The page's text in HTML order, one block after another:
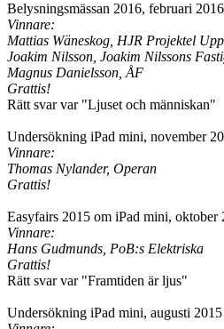
Belysningsmässan 2016, februari
Vinnare:
Mattias Wäneskog, HJR Projektel
Joakim Nilsson, Joakim Nilssons
Magnus Danielsson, ÅF
Grattis!
Rätt svar var "Ljuset och människan"
Undersökning iPad mini, november
Vinnare:
Thomas Nylander, Operan
Grattis!
Easyfairs 2015 om iPad mini, oktober
Vinnare:
Hans Gudmunds, PoB:s Elektriska
Grattis!
Rätt svar var "Framtiden är ljus"
Undersökning iPad mini, augusti 2015